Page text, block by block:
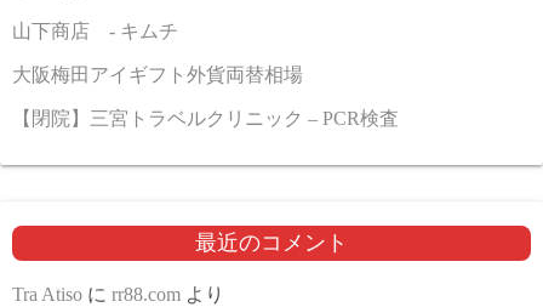
山下商店 - キムチ
大阪梅田アイギフト外貨両替相場
【閉院】三宮トラベルクリニック – PCR検査
最近のコメント
Tra Atiso に rr88.com より